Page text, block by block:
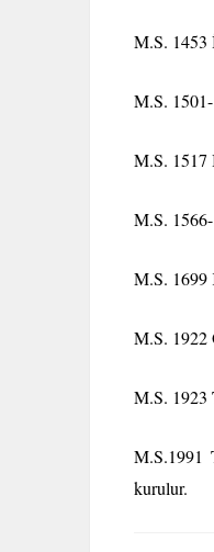
M.S. 1453
M.S.
M.S. 1517
M.S. 1566-
M.S. 1699
M.S. 1922
M.S. 1923
M.S.1991
kurulur.